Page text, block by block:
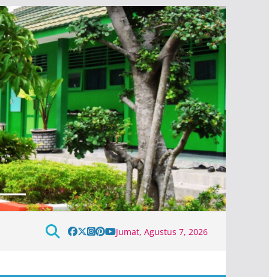
Jumat, Agustus 7, 2026